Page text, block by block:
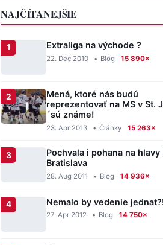
NAJČÍTANEJŠIE
Extraliga na východe ?
22. Dec 2010 • Blog 15 890×
Mená, ktoré nás budú
reprezentovať na MS v St.
´sú známe!
23. Apr 2013 • Články 15 263×
Pochvala i pohana na hlavy
Bratislava
28. Aug 2011 • Blog 14 936×
Nemalo by vedenie
27. Apr 2012 • Blog 14 750×